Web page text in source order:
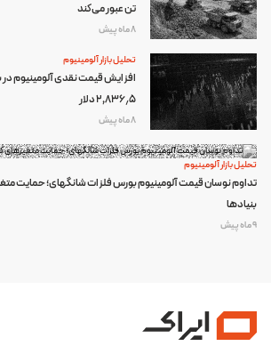
تن عبور می‌کند
8 ماه پیش
تحلیل بازار آلومینیوم
۲٬۸۳۶٫۵ دلار
8 ماه پیش
تحلیل بازار آلومینیوم
تداوم نوسان قیمت آلومینیوم بورس فلزات شانگهای؛ حمایت
بنیادها
9 ماه پیش